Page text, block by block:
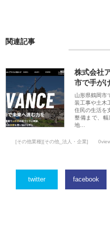
関連記事
株式会社
市で手が
山形県鶴岡市
装工事や土木
住民の生活を
整備まで、幅
地…
[その他業種][その他_法人・企業]
twitter facebook